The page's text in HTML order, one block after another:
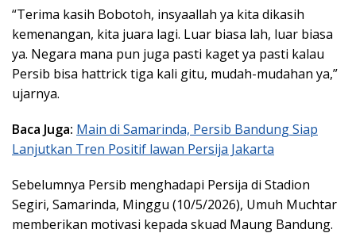
“Terima kasih Bobotoh, insyaallah ya kita dikasih
kemenangan, kita juara lagi. Luar biasa lah, luar biasa
ya. Negara mana pun juga pasti kaget ya pasti kalau
Persib bisa hattrick tiga kali gitu, mudah-mudahan ya,”
ujarnya.
Baca Juga: Main di Samarinda, Persib Bandung Siap
Lanjutkan Tren Positif lawan Persija Jakarta
Sebelumnya Persib menghadapi Persija di Stadion
Segiri, Samarinda, Minggu (10/5/2026), Umuh Muchtar
memberikan motivasi kepada skuad Maung Bandung.